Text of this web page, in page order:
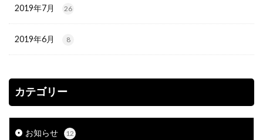
2019年7月 26
2019年6月 8
カテゴリー
お知らせ 12